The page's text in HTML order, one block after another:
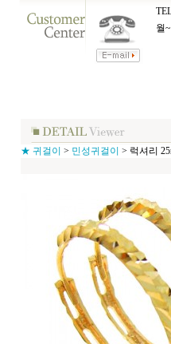
월
★ 귀걸이 > 민성귀걸이 > 럭셔리